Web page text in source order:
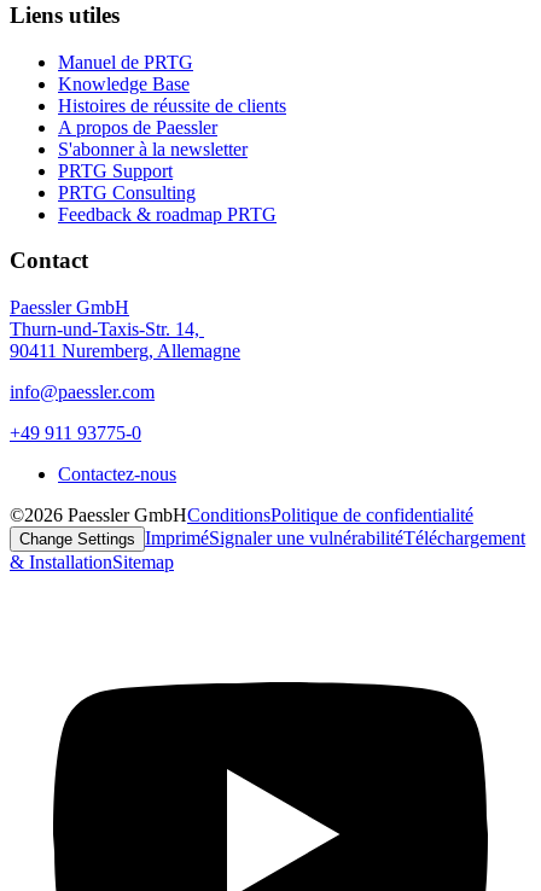
Liens utiles
Manuel de PRTG
Knowledge Base
Histoires de réussite de clients
A propos de Paessler
S'abonner à la newsletter
PRTG Support
PRTG Consulting
Feedback & roadmap PRTG
Contact
Paessler GmbH
Thurn-und-Taxis-Str. 14,
90411 Nuremberg, Allemagne
info@paessler.com
+49 911 93775-0
Contactez-nous
©2026 Paessler GmbHConditionsPolitique de confidentialité
Change Settings ImpriméSignaler une vulnérabilitéTéléchargement
& InstallationSitemap